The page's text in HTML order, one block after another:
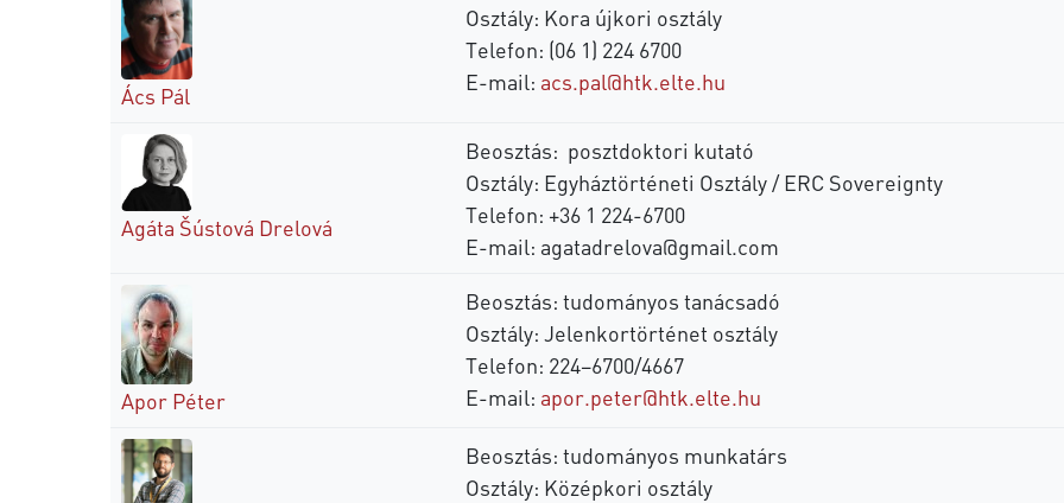
Ács Pál
Osztály: Kora újkori osztály
Telefon: (06 1) 224 6700
E-mail: acs.pal@htk.elte.hu
Agáta Šústová Drelová
Beosztás: posztdoktori kutató
Osztály: Egyháztörténeti Osztály / ERC Sovereignty
Telefon: +36 1 224-6700
E-mail: agatadrelova@gmail.com
Apor Péter
Beosztás: tudományos tanácsadó
Osztály: Jelenkortörténet osztály
Telefon: 224–6700/4667
E-mail: apor.peter@htk.elte.hu
Beosztás: tudományos munkatárs
Osztály: Középkori osztály